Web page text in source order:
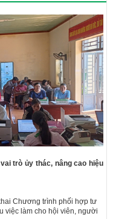
trò ủy thác, nâng cao hiệu
Chương trình phối hợp tư
việc làm cho hội viên, người